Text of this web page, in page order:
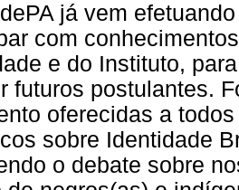
já vem
com
e do Instituto,
futuros postulantes.
oferecidas a
sobre Identidade
o debate sobre